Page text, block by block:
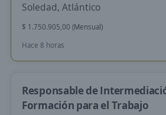
Soledad, Atlántico
$ 1.750.905,00 (Mensual)
Hace 8 horas
Responsable de
Formación para el Trabajo